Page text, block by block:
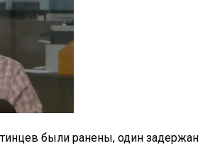
были ранены, один задержан